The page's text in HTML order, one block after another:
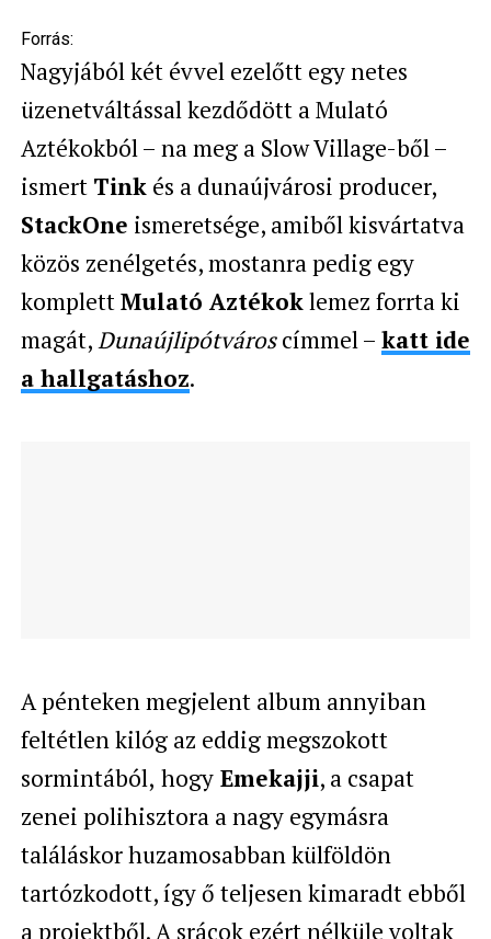
Forrás:
Nagyjából két évvel ezelőtt egy netes
üzenetváltással kezdődött a Mulató
Aztékokból – na meg a Slow Village-ből –
ismert Tinkés a dunaújvárosi producer,
StackOne ismeretsége, amiből kisvártatva
közös zenélgetés, mostanra pedig egy
komplettMulató Aztékoklemez forrta ki
magát,Dunaújlipótvároscímmel – katt ide
a hallgatáshoz.
A pénteken megjelent album annyiban
feltétlen kilóg az eddig megszokott
sormintából, hogyEmekajji, a csapat
zenei polihisztora a nagy egymásra
találáskor huzamosabban külföldön
tartózkodott, így ő teljesen kimaradt ebből
a projektből. A srácok ezért nélküle voltak